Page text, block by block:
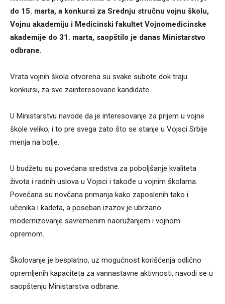
do 15. marta, a konkursi za Srednju stručnu vojnu školu,
Vojnu akademiju i Medicinski fakultet Vojnomedicinske
akademije do 31. marta, saopštilo je danas Ministarstvo
odbrane.
Vrata vojnih škola otvorena su svake subote dok traju
konkursi, za sve zainteresovane kandidate.
U Ministarstvu navode da je interesovanje za prijem u vojne
škole veliko, i to pre svega zato što se stanje u Vojsci Srbije
menja na bolje.
U budžetu su povećana sredstva za poboljšanje kvaliteta
života i radnih uslova u Vojsci i takođe u vojnim školama.
Povećana su novčana primanja kako zaposlenih tako i
učenika i kadeta, a poseban izazov je ubrzano
modernizovanje savremenim naoružanjem i vojnom
opremom.
Školovanje je besplatno, uz mogućnost korišćenja odlično
opremljenih kapaciteta za vannastavne aktivnosti, navodi se u
saopštenju Ministarstva odbrane.